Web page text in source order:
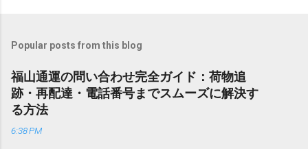
Popular posts from this blog
福山通運の問い合わせ完全ガイド：荷物追
跡・再配達・電話番号までスムーズに解決す
る方法
6:38 PM